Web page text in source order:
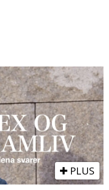
PLUS